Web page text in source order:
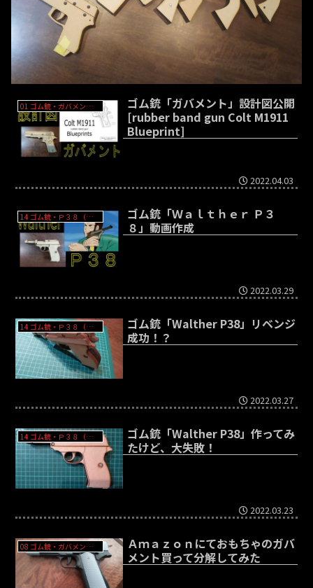
01 ゴム銃・ガバメント - Colt Government M1911
ゴム銃「ガバメント」設計図公開
[rubber band gun Colt M1911
Blueprint]
2022.04.03
14 ゴム銃・Ｐ３８（ルパン三世）- Walther P38
ゴム銃「Ｗａｌｔｈｅｒ Ｐ３
８」動画作成
2022.03.29
14 ゴム銃・Ｐ３８（ルパン三世）- Walther P38
ゴム銃「Walther P38」リベンジ
成功！？
2022.03.27
14 ゴム銃・Ｐ３８（ルパン三世）- Walther P38
ゴム銃「Walther P38」作ってみ
たけど、大失敗！
2022.03.23
08 ゴム銃・ガバメントＳＢＢ（そこそこブローバック）- Colt Government M1911
Ａｍａｚｏｎにておもちゃのガバ
メント買って分解してみた